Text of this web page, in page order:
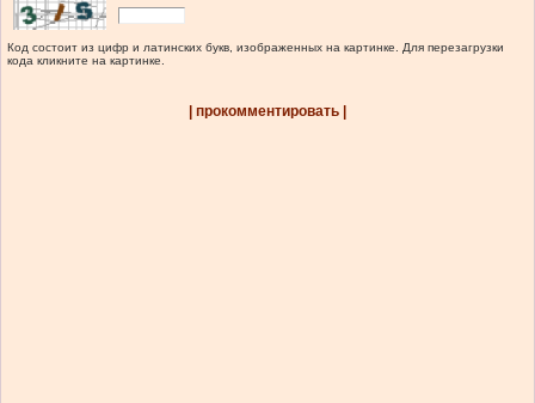
Код состоит из цифр и латинских букв, изображенных на картинке. Для перезагрузки
кода кликните на картинке.
| прокомментировать |